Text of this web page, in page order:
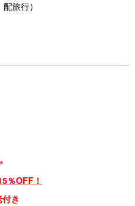
配旅行）
％OFF！
き